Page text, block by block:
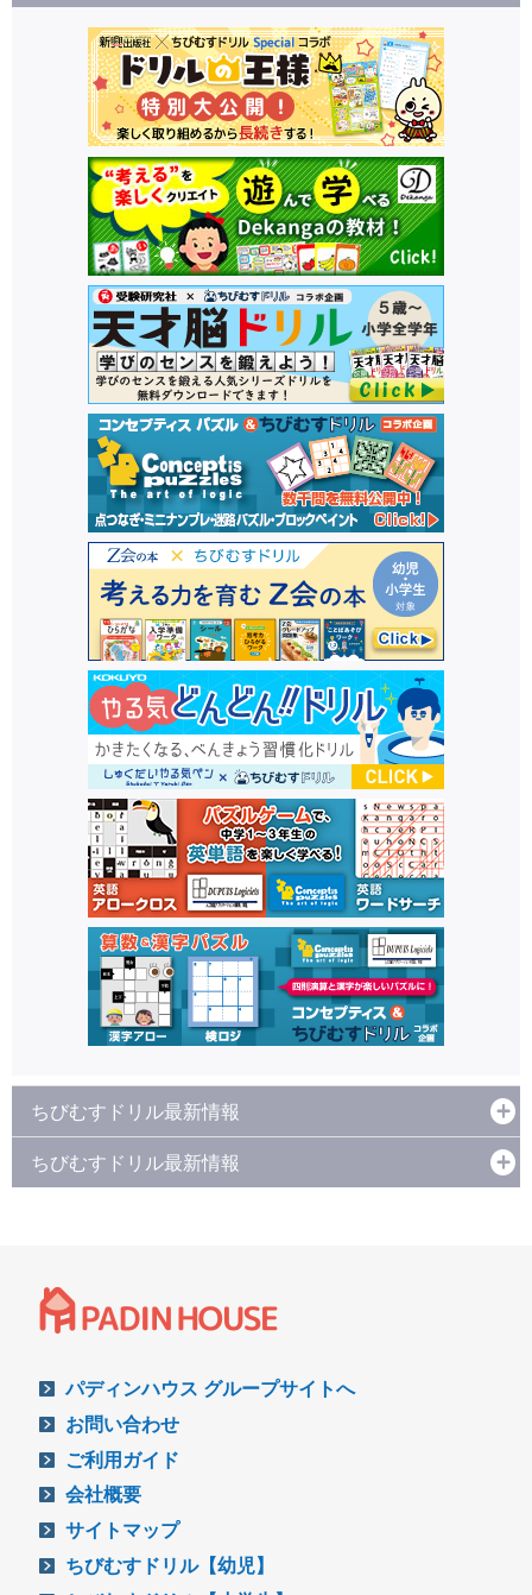
ちびむすドリル最新情報
ちびむすドリル最新情報
パディンハウス グループサイトへ
お問い合わせ
ご利用ガイド
会社概要
サイトマップ
ちびむすドリル【幼児】